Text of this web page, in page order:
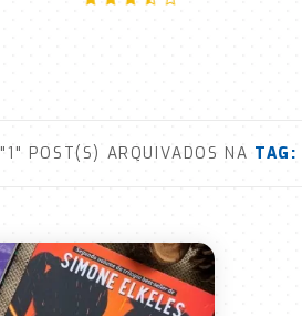
"1" POST(S) ARQUIVADOS NA TAG: